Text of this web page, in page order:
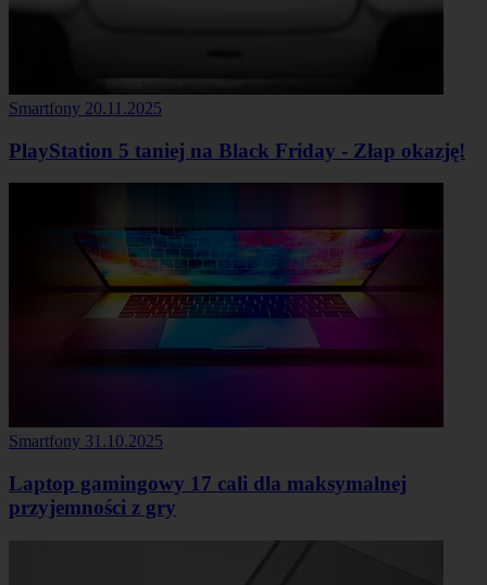
Smartfony 20.11.2025
PlayStation 5 taniej na Black Friday - Złap okazję!
Smartfony 31.10.2025
Laptop gamingowy 17 cali dla maksymalnej
przyjemności z gry